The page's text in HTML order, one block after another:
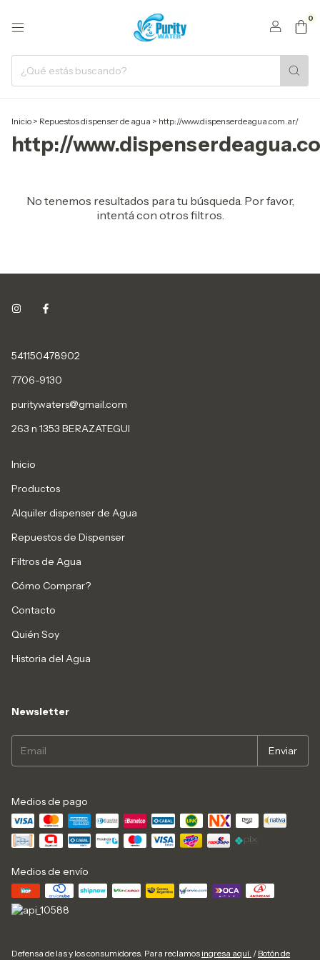
0
Inicio > Repuestos dispenser de agua > http://www.dispenserdeagua.com.ar/
http://
No tenemos resultados para tu búsqueda. Por favor,
intentá con otros filtros.
541150478902
7706-9130
puritywaters@gmail.com
263 n 1353 BERAZATEGUI
Inicio
Productos
Alquiler dispenser de Agua
Repuestos de Dispenser
Filtros de Agua
Cómo Comprar?
Contacto
Quién Soy
Historia del Agua
Newsletter
Medios de pago
Medios de envío
Defensa de las y los consumidores. Para reclamos ingresa aquí. / Botón de